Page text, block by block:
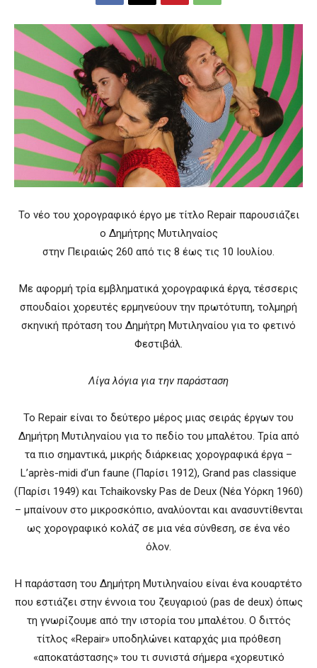
Το νέο του χορογραφικό έργο με τίτλο Repair παρουσιάζει
ο Δημήτρης Μυτιληναίος
στην Πειραιώς 260 από τις 8 έως τις 10 Ιουλίου.
Με αφορμή τρία εμβληματικά χορογραφικά έργα, τέσσερις
σπουδαίοι χορευτές ερμηνεύουν την πρωτότυπη, τολμηρή
σκηνική πρόταση του Δημήτρη Μυτιληναίου για το φετινό
Φεστιβάλ.
Λίγα λόγια για την παράσταση
Το Repair είναι το δεύτερο μέρος μιας σειράς έργων του
Δημήτρη Μυτιληναίου για το πεδίο του μπαλέτου. Τρία από
τα πιο σημαντικά, μικρής διάρκειας χορογραφικά έργα –
L’après-midi d’un faune (Παρίσι 1912), Grand pas classique
(Παρίσι 1949) και Tchaikovsky Pas de Deux (Νέα Υόρκη 1960)
– μπαίνουν στο μικροσκόπιο, αναλύονται και ανασυντίθενται
ως χορογραφικό κολάζ σε μια νέα σύνθεση, σε ένα νέο
όλον.
Η παράσταση του Δημήτρη Μυτιληναίου είναι ένα κουαρτέτο
που εστιάζει στην έννοια του ζευγαριού (pas de deux) όπως
τη γνωρίζουμε από την ιστορία του μπαλέτου. Ο διττός
τίτλος «Repair» υποδηλώνει καταρχάς μια πρόθεση
«αποκατάστασης» του τι συνιστά σήμερα «χορευτικό